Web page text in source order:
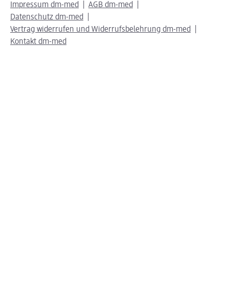
Impressum dm-med
AGB dm-med
Datenschutz dm-med
Vertrag widerrufen und Widerrufsbelehrung dm-med
Kontakt dm-med